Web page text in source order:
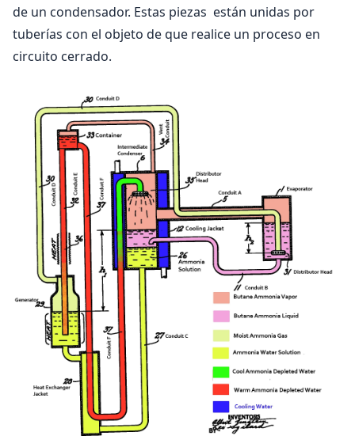
de un condensador. Estas piezas están unidas por
tuberías con el objeto de que realice un proceso en
circuito cerrado.